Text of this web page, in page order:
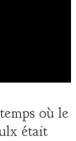
où le
était